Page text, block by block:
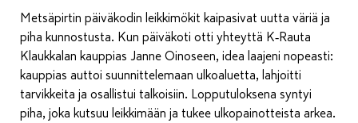
Metsäpirtin päiväkodin leikkimökit kaipasivat uutta väriä ja
piha kunnostusta. Kun päiväkoti otti yhteyttä K‑Rauta
Klaukkalan kauppias Janne Oinoseen, idea laajeni nopeasti:
kauppias auttoi suunnittelemaan ulkoaluetta, lahjoitti
tarvikkeita ja osallistui talkoisiin. Lopputuloksena syntyi
piha, joka kutsuu leikkimään ja tukee ulkopainotteista arkea.